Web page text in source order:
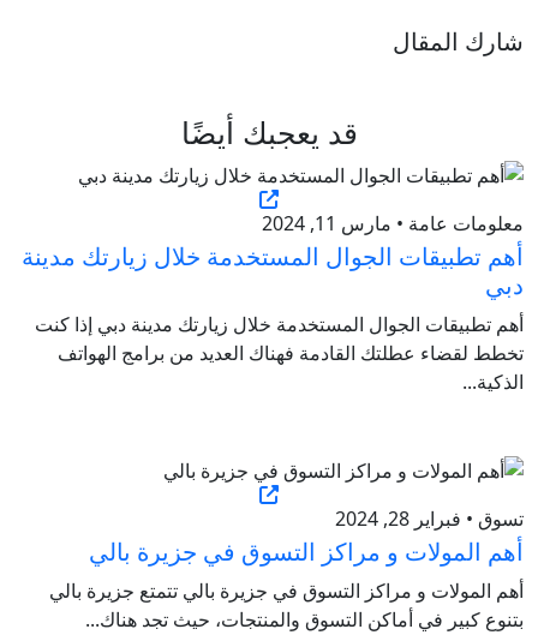
شارك المقال
قد يعجبك أيضًا
معلومات عامة • مارس 11, 2024
أهم تطبيقات الجوال المستخدمة خلال زيارتك مدينة
دبي
أهم تطبيقات الجوال المستخدمة خلال زيارتك مدينة دبي إذا كنت
تخطط لقضاء عطلتك القادمة فهناك العديد من برامج الهواتف
الذكية...
تسوق • فبراير 28, 2024
أهم المولات و مراكز التسوق في جزيرة بالي
أهم المولات و مراكز التسوق في جزيرة بالي تتمتع جزيرة بالي
بتنوع كبير في أماكن التسوق والمنتجات، حيث تجد هناك...